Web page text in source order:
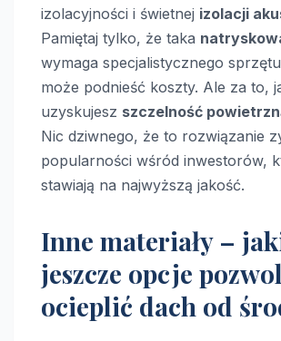
izolacyjności i świetnej izolacji
Pamiętaj tylko, że taka
wymaga specjalistycznego
może podnieść koszty. Ale za to,
uzyskujesz szczelność
Nic dziwnego, że to rozwiązanie
popularności wśród inwestorów,
stawiają na najwyższą jakość.
Inne materiały –
jeszcze opcje
ocieplić dach od